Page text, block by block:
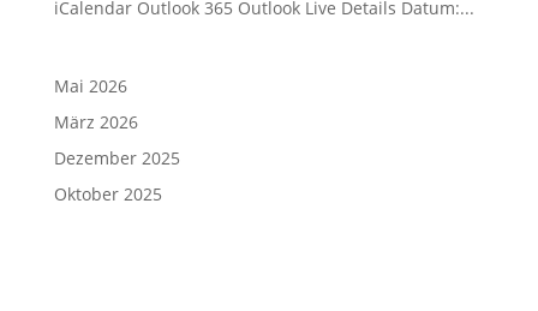
iCalendar Outlook 365 Outlook Live Details Datum:...
Mai 2026
März 2026
Dezember 2025
Oktober 2025